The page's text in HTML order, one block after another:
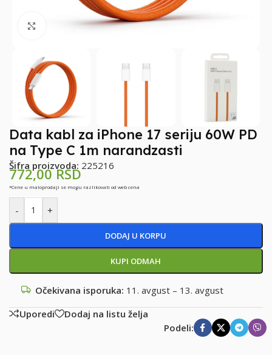
Klikni za uvećanje
Data kabl za iPhone 17 seriju 60W PD
na Type C 1m narandzasti
Šifra proizvoda: 225216
772,00RSD
*Cene u maloprodaji se mogu razlikovati od web cena
- +
DODAJ U KORPU
KUPI ODMAH
Očekivana isporuka: 11. avgust – 13. avgust
Uporedi
Dodaj na listu želja
Podeli: